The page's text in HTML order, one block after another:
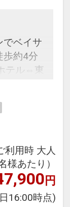
でベイサ
歩約4分
テル⇔東
けま
ルホー
問い合
トになっ
き＞プラ
利用時 大人
様あたり）
円
16:00時点)